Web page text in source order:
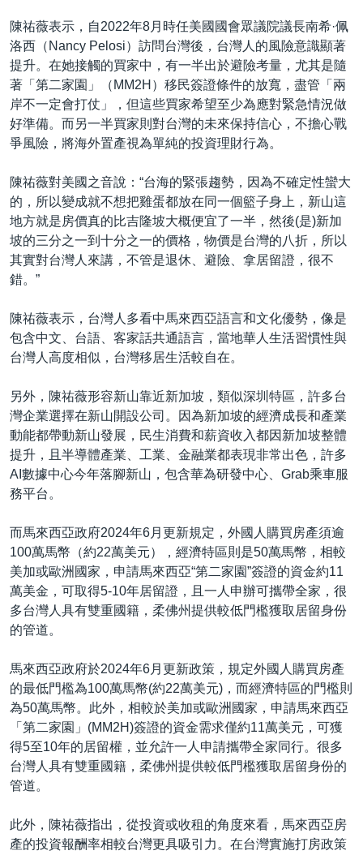
陳祐薇表示，自2022年8月時任美國國會眾議院議長南希·佩
洛西（Nancy Pelosi）訪問台灣後，台灣人的風險意識顯著
提升。在她接觸的買家中，有一半出於避險考量，尤其是隨
著「第二家園」（MM2H）移民簽證條件的放寬，盡管「兩
岸不一定會打仗」，但這些買家希望至少為應對緊急情況做
好準備。而另一半買家則對台灣的未來保持信心，不擔心戰
爭風險，將海外置產視為單純的投資理財行為。
陳祐薇對美國之音說：“台海的緊張趨勢，因為不確定性蠻大
的，所以變成就不想把雞蛋都放在同一個籃子身上，新山這
地方就是房價真的比吉隆坡大概便宜了一半，然後(是)新加
坡的三分之一到十分之一的價格，物價是台灣的八折，所以
其實對台灣人來講，不管是退休、避險、拿居留證，很不
錯。”
陳祐薇表示，台灣人多看中馬來西亞語言和文化優勢，像是
包含中文、台語、客家話共通語言，當地華人生活習慣性與
台灣人高度相似，台灣移居生活較自在。
另外，陳祐薇形容新山靠近新加坡，類似深圳特區，許多台
灣企業選擇在新山開設公司。因為新加坡的經濟成長和產業
動能都帶動新山發展，民生消費和薪資收入都因新加坡整體
提升，且半導體產業、工業、金融業都表現非常出色，許多
AI數據中心今年落腳新山，包含華為研發中心、Grab乘車服
務平台。
而馬來西亞政府2024年6月更新規定，外國人購買房產須逾
100萬馬幣（約22萬美元），經濟特區則是50萬馬幣，相較
美加或歐洲國家，申請馬來西亞“第二家園”簽證的資金約11
萬美金，可取得5-10年居留證，且一人申辦可攜帶全家，很
多台灣人具有雙重國籍，柔佛州提供較低門檻獲取居留身份
的管道。
馬來西亞政府於2024年6月更新政策，規定外國人購買房產
的最低門檻為100萬馬幣(約22萬美元)，而經濟特區的門檻則
為50萬馬幣。此外，相較於美加或歐洲國家，申請馬來西亞
「第二家園」(MM2H)簽證的資金需求僅約11萬美元，可獲
得5至10年的居留權，並允許一人申請攜帶全家同行。很多
台灣人具有雙重國籍，柔佛州提供較低門檻獲取居留身份的
管道。
此外，陳祐薇指出，從投資或收租的角度來看，馬來西亞房
產的投資報酬率相較台灣更具吸引力。在台灣實施打房政策